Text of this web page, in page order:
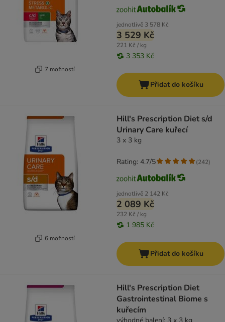
7 možností
jednotlivě 3 578 Kč
3 529 Kč
221 Kč / kg
3 353 Kč
Přidat do košíku
6 možností
Hill's Prescription Diet s/d
Urinary Care kuřecí
3 x 3 kg
jednotlivě 2 142 Kč
2 089 Kč
232 Kč / kg
1 985 Kč
Rating: 4.7/5 (242)
Přidat do košíku
Hill's Prescription Diet
Gastrointestinal Biome s
kuřecím